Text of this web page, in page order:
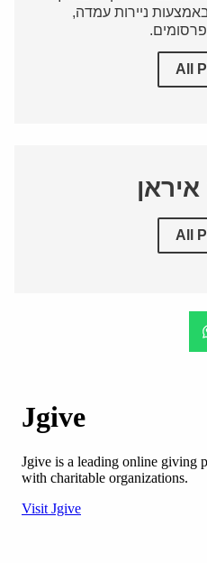
ניירות עמדה,
All
All